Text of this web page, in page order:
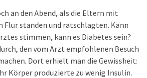
an den Abend, als die Eltern mit
Flur standen und ratschlagten. Kann
stimmen, kann es Diabetes sein?
den vom Arzt empfohlenen Besuch
Dort erhielt man die Gewissheit:
Körper produzierte zu wenig Insulin.